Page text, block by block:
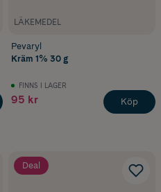
vid svampinfektioner
där du vill ha en lättare
till exempel i hudveck eller på
är anpassad för området där
LÄKEMEDEL
Pevaryl
Kräm 1% 30 g
FINNS I LAGER
95 kr Köp
Deal